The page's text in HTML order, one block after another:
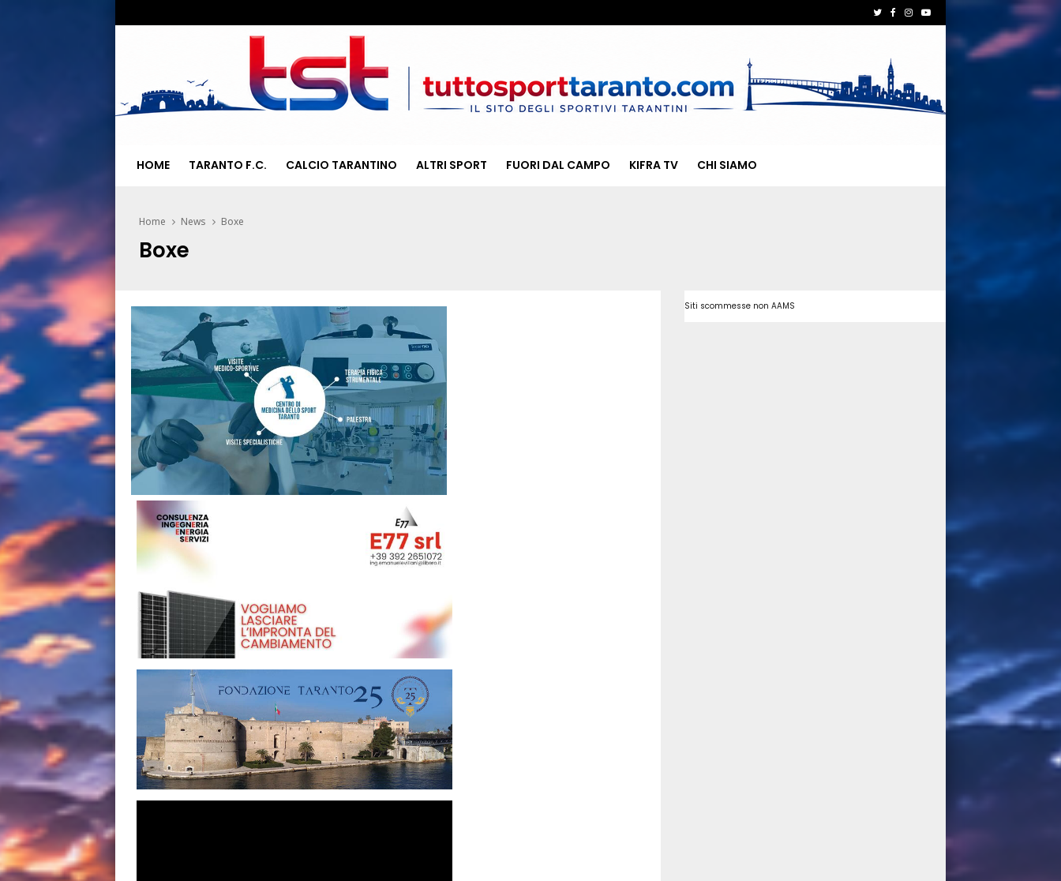
HOME TARANTO F.C. CALCIO TARANTINO ALTRI SPORT FUORI DAL CAMPO KIFRA TV CHI SIAMO
Home News Boxe
Boxe
Siti scommesse non AAMS